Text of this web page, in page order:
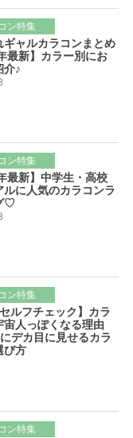
ン特集
ギャルカラコンまとめ
最新】カラー別にお
介♪
ン特集
最新】中学生・高校
ルに人気のカラコンラ
♡
ン特集
セルフチェック】カラ
宙人っぽくなる理由
デカ目に見せるカラ
び方
ン特集